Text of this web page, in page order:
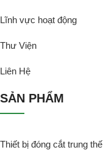
Lĩnh vực hoạt động
Thư Viện
Liên Hệ
SẢN PHẨM
Thiết bị đóng cắt trung thế